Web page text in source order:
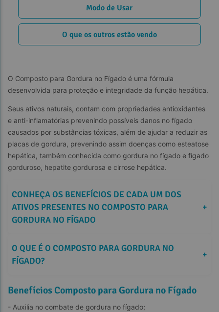
Modo de Usar
O que os outros estão vendo
O Composto para Gordura no Fígado é uma fórmula
desenvolvida para proteção e integridade da função hepática.
Seus ativos naturais, contam com propriedades antioxidantes
e anti-inflamatórias prevenindo possíveis danos no fígado
causados por substâncias tóxicas, além de ajudar a reduzir as
placas de gordura, prevenindo assim doenças como esteatose
hepática, também conhecida como gordura no fígado e fígado
gorduroso, hepatite gordurosa e cirrose hepática.
CONHEÇA OS BENEFÍCIOS DE CADA UM DOS
ATIVOS PRESENTES NO COMPOSTO PARA
GORDURA NO FÍGADO
+
O QUE É O COMPOSTO PARA GORDURA NO
FÍGADO?
+
Benefícios Composto para Gordura no Fígado
- Auxilia no combate de gordura no fígado;